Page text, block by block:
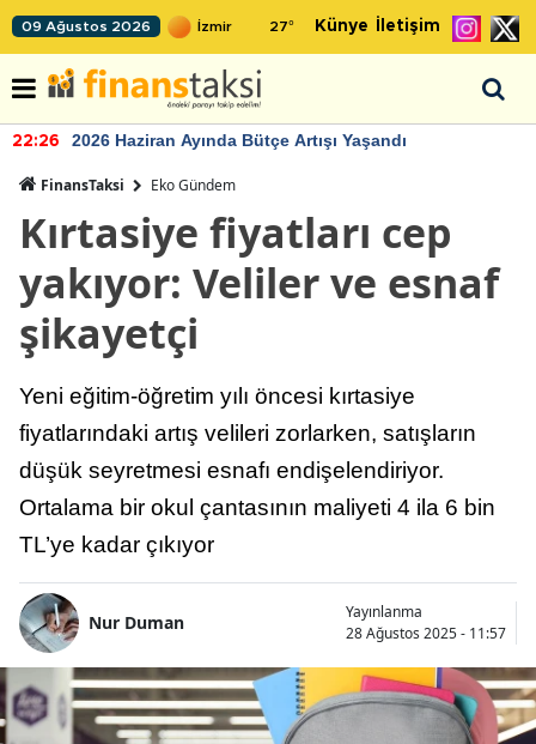
09 Ağustos 2026 27° Künye İletişim
22:26 2026 Haziran Ayında Bütçe Artışı Yaşandı
FinansTaksi Eko Gündem
Kırtasiye fiyatları cep
yakıyor: Veliler ve esnaf
şikayetçi
Yeni eğitim-öğretim yılı öncesi kırtasiye
fiyatlarındaki artış velileri zorlarken, satışların
düşük seyretmesi esnafı endişelendiriyor.
Ortalama bir okul çantasının maliyeti 4 ila 6 bin
TL’ye kadar çıkıyor
Nur Duman
Yayınlanma
28 Ağustos 2025 - 11:57